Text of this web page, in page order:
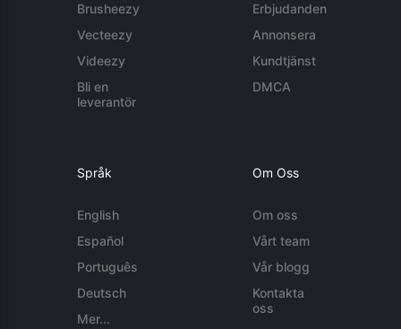
Brusheezy
Vecteezy
Videezy
Bli en
leverantör
Erbjudanden
Annonsera
Kundtjänst
DMCA
Språk
English
Español
Português
Deutsch
Mer...
Om Oss
Om oss
Vårt team
Vår blogg
Kontakta
oss